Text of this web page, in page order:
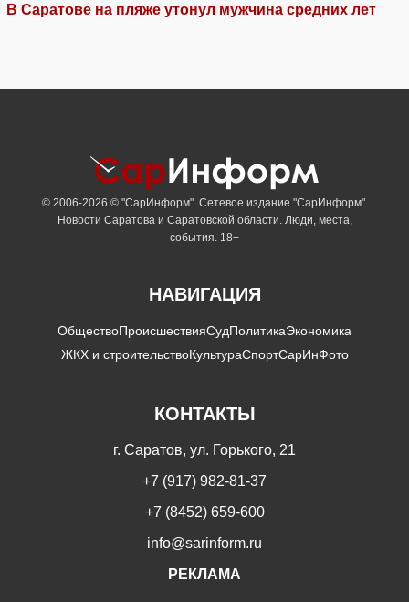
В Саратове на пляже утонул мужчина средних лет
© 2006-2026 © "СарИнформ". Сетевое издание "СарИнформ".
Новости Саратова и Саратовской области. Люди, места,
события. 18+
НАВИГАЦИЯ
ОбществоПроисшествияСудПолитикаЭкономика
ЖКХ и строительствоКультураСпортСарИнФото
КОНТАКТЫ
г. Саратов, ул. Горького, 21
+7 (917) 982-81-37
+7 (8452) 659-600
info@sarinform.ru
РЕКЛАМА